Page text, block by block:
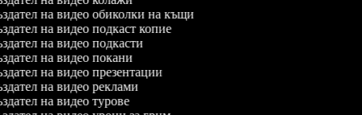
на видео обиколки на къщи
на видео подкаст копие
на видео подкасти
на видео покани
на видео презентации
на видео реклами
на видео турове